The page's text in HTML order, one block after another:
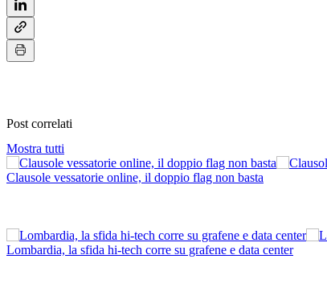
Post correlati
Mostra tutti
Clausole vessatorie online, il doppio flag non basta
Lombardia, la sfida hi-tech corre su grafene e data center